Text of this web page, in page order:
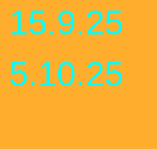
15.9.25
5.10.25